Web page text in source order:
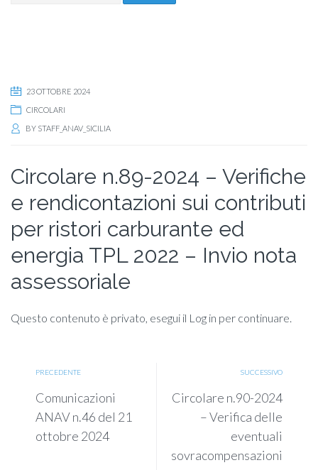
23 OTTOBRE 2024
CIRCOLARI
BY STAFF_ANAV_SICILIA
Circolare n.89-2024 – Verifiche
e rendicontazioni sui contributi
per ristori carburante ed
energia TPL 2022 – Invio nota
assessoriale
Questo contenuto è privato, esegui il Log in per continuare.
PRECEDENTE
Comunicazioni
ANAV n.46 del 21
ottobre 2024
SUCCESSIVO
Circolare n.90-2024
– Verifica delle
eventuali
sovracompensazioni